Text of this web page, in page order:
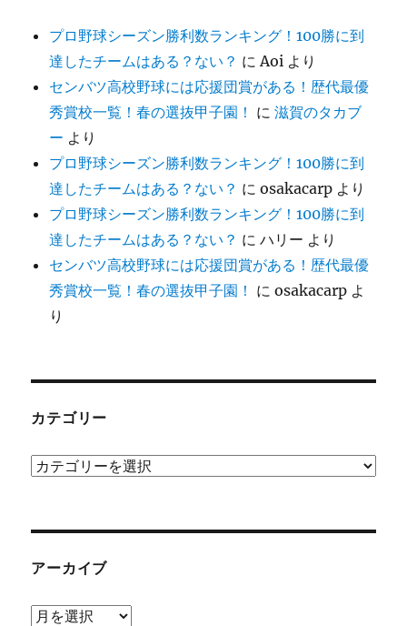
プロ野球シーズン勝利数ランキング！100勝に到
達したチームはある？ない？ にAoi より
センバツ高校野球には応援団賞がある！歴代最優
秀賞校一覧！春の選抜甲子園！ に滋賀のタカブ
ー より
プロ野球シーズン勝利数ランキング！100勝に到
達したチームはある？ない？ にosakacarp より
プロ野球シーズン勝利数ランキング！100勝に到
達したチームはある？ない？ にハリー より
センバツ高校野球には応援団賞がある！歴代最優
秀賞校一覧！春の選抜甲子園！ にosakacarp よ
り
カテゴリー
カ
ー
アーカイブ
ア